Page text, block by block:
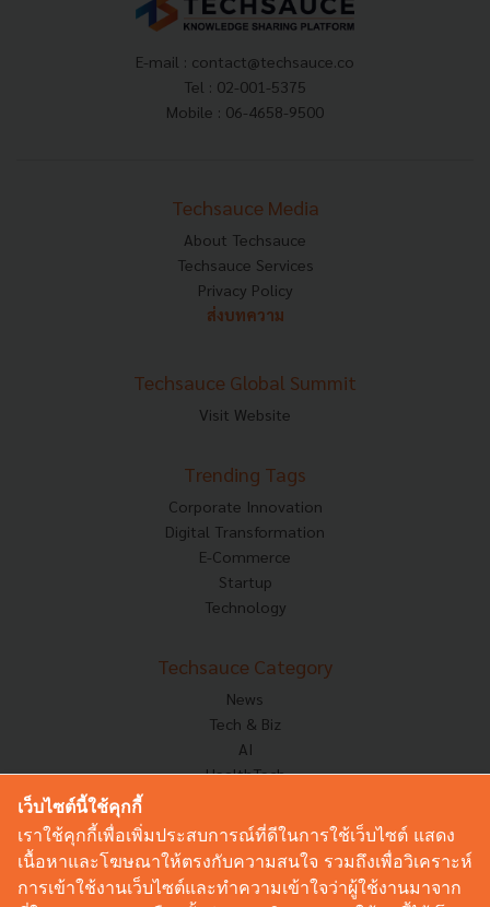
E-mail : contact@techsauce.co
Tel : 02-001-5375
Mobile : 06-4658-9500
Techsauce Media
About Techsauce
Techsauce Services
Privacy Policy
ส่งบทความ
Techsauce Global Summit
Visit Website
Trending Tags
Corporate Innovation
Digital Transformation
E-Commerce
Startup
Technology
Techsauce Category
News
Tech & Biz
AI
HealthTech
Corp Innov
Saucy Thoughts
Based On
Sustainable
เว็บไซต์นี้ใช้คุกกี้
เราใช้คุกกี้เพื่อเพิ่มประสบการณ์ที่ดีในการใช้เว็บไซต์ แสดง
เนื้อหาและโฆษณาให้ตรงกับความสนใจ รวมถึงเพื่อวิเคราะห์
การเข้าใช้งานเว็บไซต์และทำความเข้าใจว่าผู้ใช้งานมาจาก